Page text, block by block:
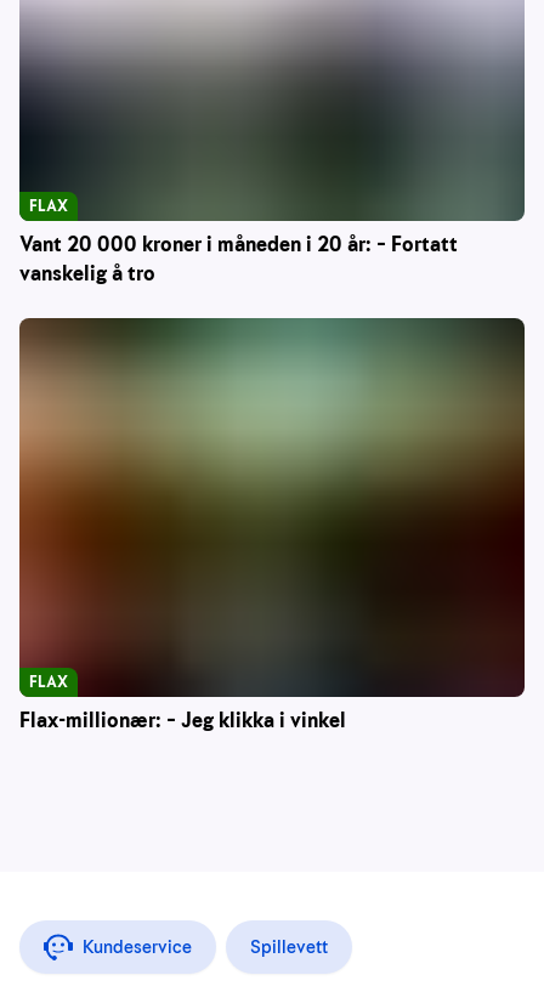
Vant 20 000 kroner i måneden i 20 år: – Fortatt
vanskelig å tro
FLAX
Flax-millionær: – Jeg klikka i vinkel
FLAX
Kundeservice Spillevett